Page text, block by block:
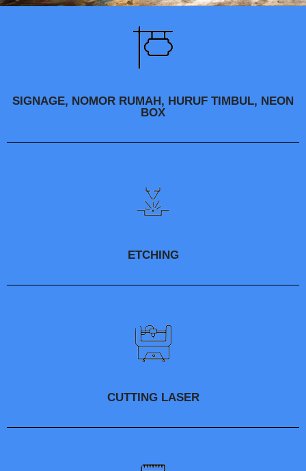
SIGNAGE, NOMOR RUMAH, HURUF TIMBUL, NEON
BOX
ETCHING
CUTTING LASER